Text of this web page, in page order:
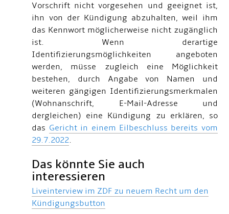
Vorschrift nicht vorgesehen und geeignet ist,
ihn von der Kündigung abzuhalten, weil ihm
das Kennwort möglicherweise nicht zugänglich
ist. Wenn derartige
Identifizierungsmöglichkeiten angeboten
werden, müsse zugleich eine Möglichkeit
bestehen, durch Angabe von Namen und
weiteren gängigen Identifizierungsmerkmalen
(Wohnanschrift, E-Mail-Adresse und
dergleichen) eine Kündigung zu erklären, so
das Gericht in einem Eilbeschluss bereits vom
29.7.2022.
Das könnte Sie auch
interessieren
Liveinterview im ZDF zu neuem Recht um den
Kündigungsbutton